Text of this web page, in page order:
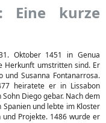
Eine kurze
Oktober 1451 in Genua
Herkunft umstritten sind. Er
und Susanna Fontanarrosa.
heiratete er in Lissabon
Diego gebar. Nach dem
und lebte im Kloster
Projekte. 1486 wurde er